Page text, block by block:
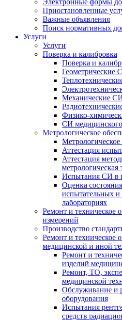
Приостановленные
Важные объявления
Поиск нормативных
Услуги
Услуги
Поверка и калибровка
Поверка и
Геометрические
Механические
Физико-
СИ
Метрологическое
Метрологическое
Аттестация
Аттестация
метрологическая
Испытания СИ в
Оценка
испытательных
лабораториях
Ремонт и техническое
измерений
Производство
Ремонт и техническое
медицинской и иной
Ремонт и
изделий
Ремонт, ТО,
медицинской
Обслуживание и
оборудования
Испытания
средств